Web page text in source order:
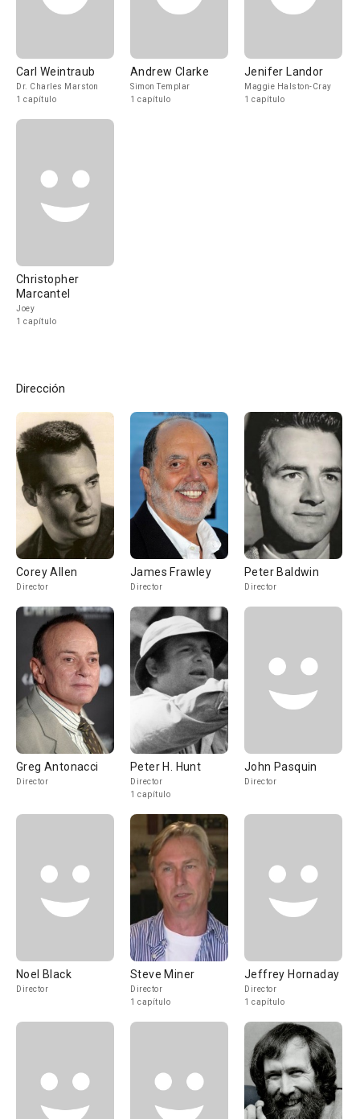
Carl Weintraub
Dr. Charles Marston
1 capítulo
Andrew Clarke
Simon Templar
1 capítulo
Jenifer Landor
Maggie Halston-Cray
1 capítulo
Christopher
Marcantel
Joey
1 capítulo
Dirección
Corey Allen
Director
James Frawley
Director
Peter Baldwin
Director
Greg Antonacci
Director
Peter H. Hunt
Director
1 capítulo
John Pasquin
Director
Noel Black
Director
Steve Miner
Director
1 capítulo
Jeffrey Hornaday
Director
1 capítulo